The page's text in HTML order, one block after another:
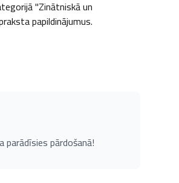
"Zinātniskā un
papildinājumus.
pārdošanā!